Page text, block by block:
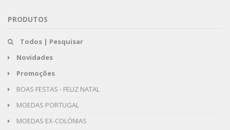
PRODUTOS
Todos | Pesquisar
Novidades
Promoções
BOAS FESTAS - FELIZ NATAL
MOEDAS PORTUGAL
MOEDAS EX-COLÓNIAS